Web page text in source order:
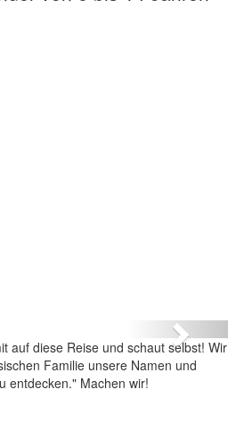
Next
auf diese Reise und schaut selbst! Wir
Familie unsere Namen und
entdecken." Machen wir!